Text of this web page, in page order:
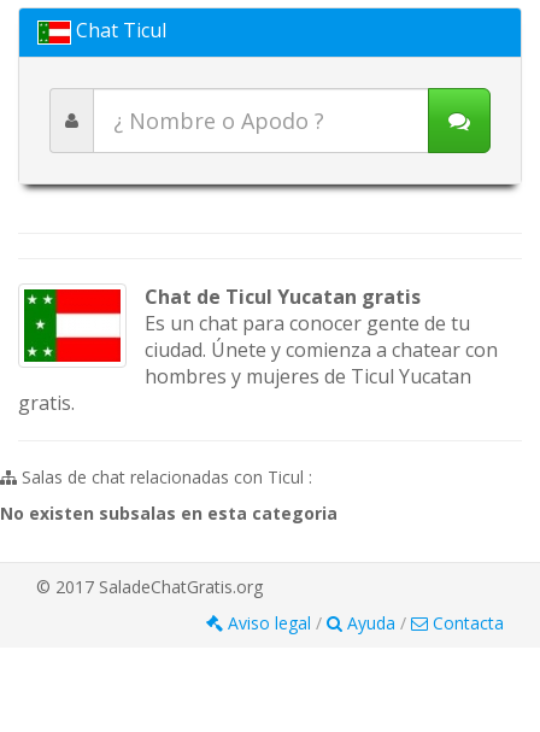
Chat Ticul
Chat de Ticul Yucatan gratis
Es un chat para conocer gente de tu
ciudad. Únete y comienza a chatear con
hombres y mujeres de Ticul Yucatan
gratis.
Salas de chat relacionadas con Ticul :
No existen subsalas en esta categoria
© 2017 SaladeChatGratis.org
Aviso legal / Ayuda / Contacta